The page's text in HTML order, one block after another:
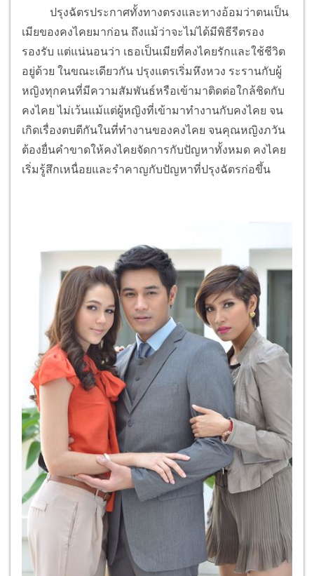
ปรุงฉัตรประกาศทั้งทางตรงและทางอ้อมว่าตนเป็น
เมียของคงไคยมาก่อน ถึงแม้ว่าจะไม่ได้มีพิธีรีตรอง
รองรับ แต่แน่นอนว่า เธอเป็นเมียที่คงไคยรักและใช้ชีวิต
อยู่ด้วย ในขณะเดียวกัน ปรุงแตรเริ่มหึงหวง ระรานกับผู้
หญิงทุกคนที่มีความสัมพันธ์หรือเข้ามาติดต่อใกล้ชิดกับ
คงไคย ไม่เว้นแม้แต่ผู้หญิงที่เข้ามาทำงานกับคงไคย จน
เกิดเรื่องตบตีกันในที่ทำงานของคงไคย จนคุณหญิงภวัน
ต้องยื่นคำขาดให้คงไคยจัดการกับปัญหาทั้งหมด คงไคย
เริ่มรู้สึกเหนื่อยและรำคาญกับปัญหาที่ปรุงฉัตรก่อขึ้น